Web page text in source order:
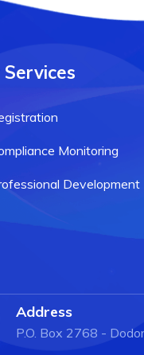
Services
Monitoring
Development
Address
P.O. Box 2768 -